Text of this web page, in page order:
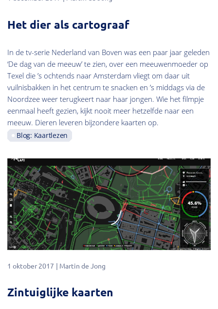
Het dier als cartograaf
In de tv-serie Nederland van Boven was een paar jaar geleden
‘De dag van de meeuw’ te zien, over een meeuwenmoeder op
Texel die ’s ochtends naar Amsterdam vliegt om daar uit
vuilnisbakken in het centrum te snacken en ’s middags via de
Noordzee weer terugkeert naar haar jongen. Wie het filmpje
eenmaal heeft gezien, kijkt nooit meer hetzelfde naar een
meeuw. Dieren leveren bijzondere kaarten op.
Blog: Kaartlezen
1 oktober 2017 Martin de Jong
Zintuiglijke kaarten